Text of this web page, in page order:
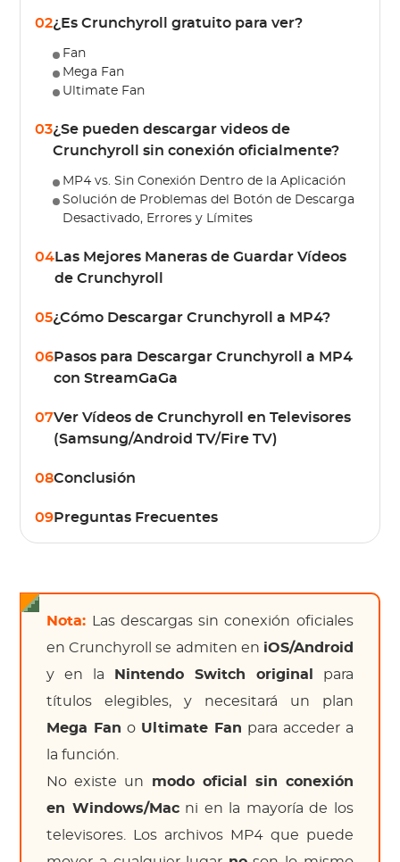
02¿Es Crunchyroll gratuito para ver?
Fan
Mega Fan
Ultimate Fan
03¿Se pueden descargar videos de
Crunchyroll sin conexión oficialmente?
MP4 vs. Sin Conexión Dentro de la Aplicación
Solución de Problemas del Botón de Descarga
Desactivado, Errores y Límites
04Las Mejores Maneras de Guardar Vídeos
de Crunchyroll
05¿Cómo Descargar Crunchyroll a MP4?
06Pasos para Descargar Crunchyroll a MP4
con StreamGaGa
07Ver Vídeos de Crunchyroll en Televisores
(Samsung/Android TV/Fire TV)
08Conclusión
09Preguntas Frecuentes
Nota: Las descargas sin conexión oficiales
en Crunchyroll se admiten en iOS/Android
y en la
Nintendo Switch original
para
títulos elegibles, y necesitará un plan
Mega Fan o Ultimate Fan para acceder a
la función.
No existe un modo oficial sin conexión
en Windows/Macni en la mayoría de los
televisores. Los archivos MP4 que puede